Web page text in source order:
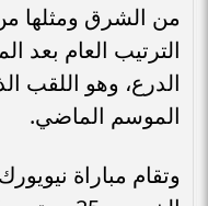
من الشرق ومثلها
الترتيب العام بعد
الدرع، وهو اللقب
الموسم الماضي.
وتقام مباراة